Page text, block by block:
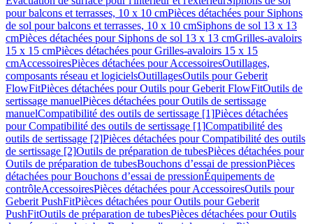
pour balcons et terrasses, 10 x 10 cmPièces détachées pour Siphons
de sol pour balcons et terrasses, 10 x 10 cmSiphons de sol 13 x 13
cmPièces détachées pour Siphons de sol 13 x 13 cmGrilles-avaloirs
15 x 15 cmPièces détachées pour Grilles-avaloirs 15 x 15
cmAccessoiresPièces détachées pour AccessoiresOutillages,
composants réseau et logicielsOutillagesOutils pour Geberit
FlowFitPièces détachées pour Outils pour Geberit FlowFitOutils de
sertissage manuelPièces détachées pour Outils de sertissage
manuelCompatibilité des outils de sertissage [1]Pièces détachées
pour Compatibilité des outils de sertissage [1]Compatibilité des
outils de sertissage [2]Pièces détachées pour Compatibilité des outils
de sertissage [2]Outils de préparation de tubesPièces détachées pour
Outils de préparation de tubesBouchons d’essai de pressionPièces
détachées pour Bouchons d’essai de pressionÉquipements de
contrôleAccessoiresPièces détachées pour AccessoiresOutils pour
Geberit PushFitPièces détachées pour Outils pour Geberit
PushFitOutils de préparation de tubesPièces détachées pour Outils